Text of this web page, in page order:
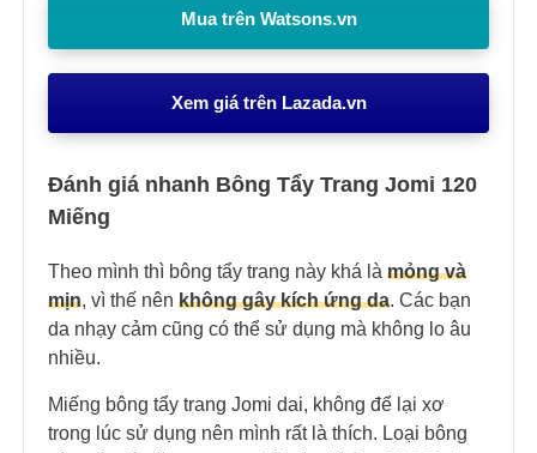
Mua trên Watsons.vn
Xem giá trên Lazada.vn
Đánh giá nhanh Bông Tẩy Trang Jomi 120
Miếng
Theo mình thì bông tẩy trang này khá là mỏng và
mịn, vì thế nên không gây kích ứng da. Các bạn
da nhạy cảm cũng có thể sử dụng mà không lo âu
nhiều.
Miếng bông tẩy trang Jomi dai, không để lại xơ
trong lúc sử dụng nên mình rất là thích. Loại bông